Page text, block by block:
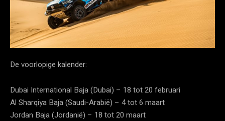
De voorlopige kalender:
Dubai International Baja (Dubai) – 18 tot 20 februari
Al Sharqiya Baja (Saudi-Arabië) – 4 tot 6 maart
Jordan Baja (Jordanië) – 18 tot 20 maart